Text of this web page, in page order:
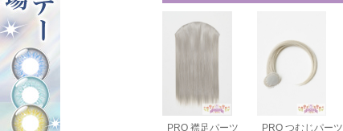
バンス80cm
PRO 襟足パーツ
PRO つむじパーツ